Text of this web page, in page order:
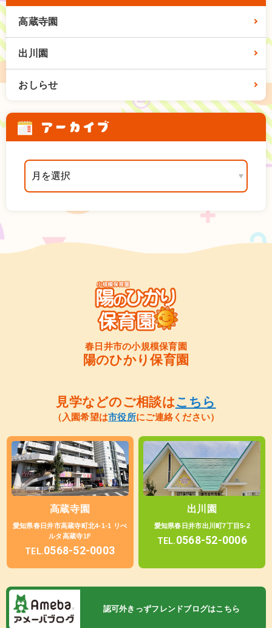
高蔵寺園
出川園
おしらせ
アーカイブ
春日井市の小規模保育園
陽のひかり保育園
見学などのご相談はこちら
（入園希望は市役所にご連絡ください）
高蔵寺園
愛知県春日井市高蔵寺町北4-1-1 リべ
ルタ高蔵寺1F
TEL.0568-52-0003
出川園
愛知県春日井市出川町7丁目5-2
TEL.0568-52-0006
認可外きっずフレンドブログはこちら